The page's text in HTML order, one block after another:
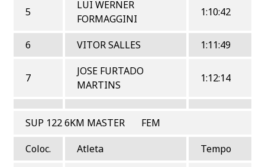
5
LUI WERNER
FORMAGGINI
1:10:42
6 VITOR SALLES 1:11:49
7
JOSE FURTADO
MARTINS
1:12:14
SUP 122 6KM MASTER FEM
Coloc.
Atleta
Tempo